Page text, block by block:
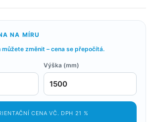
NA MÍRU
můžete změnit – cena se přepočítá.
Výška (mm)
CENA VČ. DPH 21 %